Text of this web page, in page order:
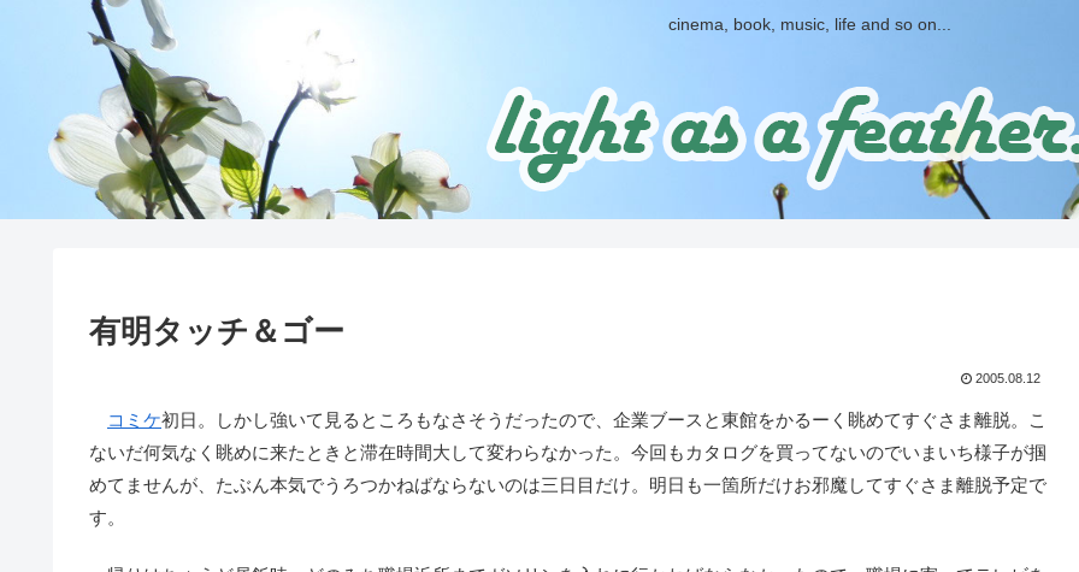
cinema, book, music, life and so on...
有明タッチ＆ゴー
2005.08.12
コミケ初日。しかし強いて見るところもなさそうだったので、企業ブースと東館をかるーく眺めてすぐさま離脱。こ
ないだ何気なく眺めに来たときと滞在時間大して変わらなかった。今回もカタログを買ってないのでいまいち様子が掴
めてませんが、たぶん本気でうろつかねばならないのは三日目だけ。明日も一箇所だけお邪魔してすぐさま離脱予定で
す。